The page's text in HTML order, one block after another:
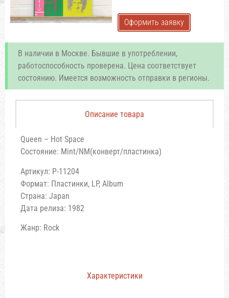
Оформить заявку
В наличии в Москве. Бывшие в употреблении,
работоспособность проверена. Цена соответствует
состоянию. Имеется возможность отправки в регионы.
Описание товара
Характеристики
Queen – Hot Space
Состояние: Mint/NM(конверт/пластинка)
Артикул: P-11204
Формат: Пластинки, LP, Album
Страна: Japan
Дата релиза: 1982
Жанр: Rock